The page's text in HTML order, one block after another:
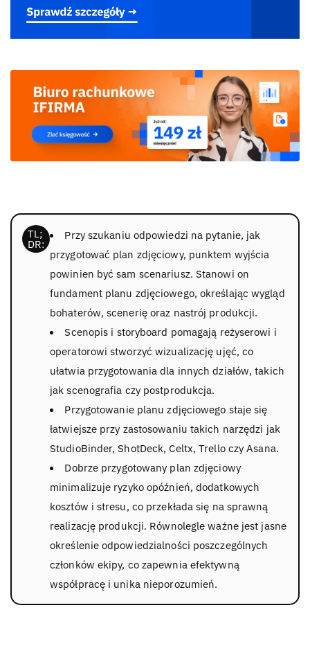
Przy szukaniu odpowiedzi na pytanie, jak
przygotować plan zdjęciowy, punktem wyjścia
powinien być sam scenariusz. Stanowi on
fundament planu zdjęciowego, określając wygląd
bohaterów, scenerię oraz nastrój produkcji.
Scenopis i storyboard pomagają reżyserowi i
operatorowi stworzyć wizualizację ujęć, co
ułatwia przygotowania dla innych działów, takich
jak scenografia czy postprodukcja.
Przygotowanie planu zdjęciowego staje się
łatwiejsze przy zastosowaniu takich narzędzi jak
StudioBinder, ShotDeck, Celtx, Trello czy Asana.
Dobrze przygotowany plan zdjęciowy
minimalizuje ryzyko opóźnień, dodatkowych
kosztów i stresu, co przekłada się na sprawną
realizację produkcji. Równolegle ważne jest jasne
określenie odpowiedzialności poszczególnych
członków ekipy, co zapewnia efektywną
współpracę i unika nieporozumień.